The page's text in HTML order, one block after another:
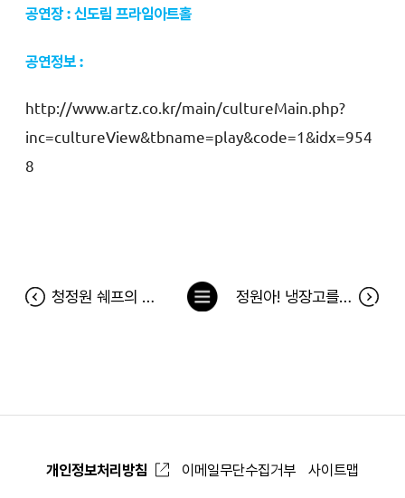
공연장 : 신도림 프라임아트홀
공연정보 :
http://www.artz.co.kr/main/cultureMain.php?
inc=cultureView&tbname=play&code=1&idx=954
8
청정원 쉐프의 스톡과 곡물로만 100% 올리고당 프렌즈 2차 쿠킹클래스 당첨자 정원아! 냉장고를 채워줘 당첨자(5월 22일~5월 28일)
목
개인정보처리방침 이메일무단수집거부 사이트맵